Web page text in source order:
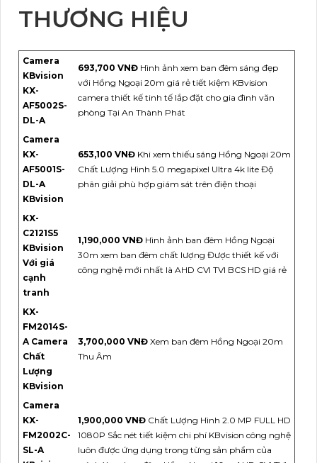
THƯƠNG HIỆU
Camera
KBvision
KX-
AF5002S-
DL-A
693,700 VNĐ Hình ảnh xem ban đêm sáng đẹp
với Hồng Ngoại 20m giá rẻ tiết kiệm KBvision
camera thiết kế tinh tế lắp đặt cho gia đình văn
phòng Tại An Thành Phát
Camera
KX-
AF5001S-
DL-A
KBvision
653,100 VNĐ Khi xem thiếu sáng Hồng Ngoại 20m
Chất Lượng Hình 5.0 megapixel Ultra 4k lite Độ
phân giải phù hợp giám sát trên điện thoại
KX-
C2121S5
KBvision
Với giá
cạnh
tranh
1,190,000 VNĐ Hình ảnh ban đêm Hồng Ngoại
30m xem ban đêm chất lượng Được thiết kế với
công nghệ mới nhất là AHD CVI TVI BCS HD giá rẻ
KX-
FM2014S-
A Camera
Chất
Lượng
KBvision
3,700,000 VNĐ Xem ban đêm Hồng Ngoại 20m
Thu Âm
Camera
KX-
FM2002C-
SL-A
1,900,000 VNĐ Chất Lượng Hình 2.0 MP FULL HD
1080P Sắc nét tiết kiệm chi phí KBvision công nghệ
luôn được ứng dụng trong từng sản phẩm của